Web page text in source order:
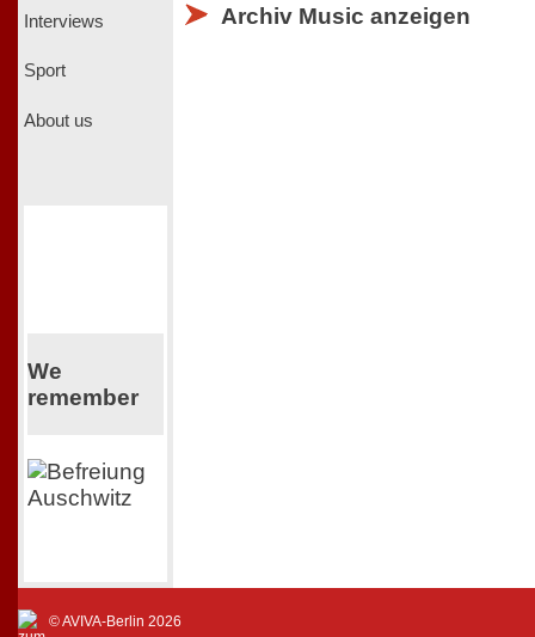
Interviews
Sport
About us
We
remember
Archiv Music anzeigen
© AVIVA-Berlin 2026